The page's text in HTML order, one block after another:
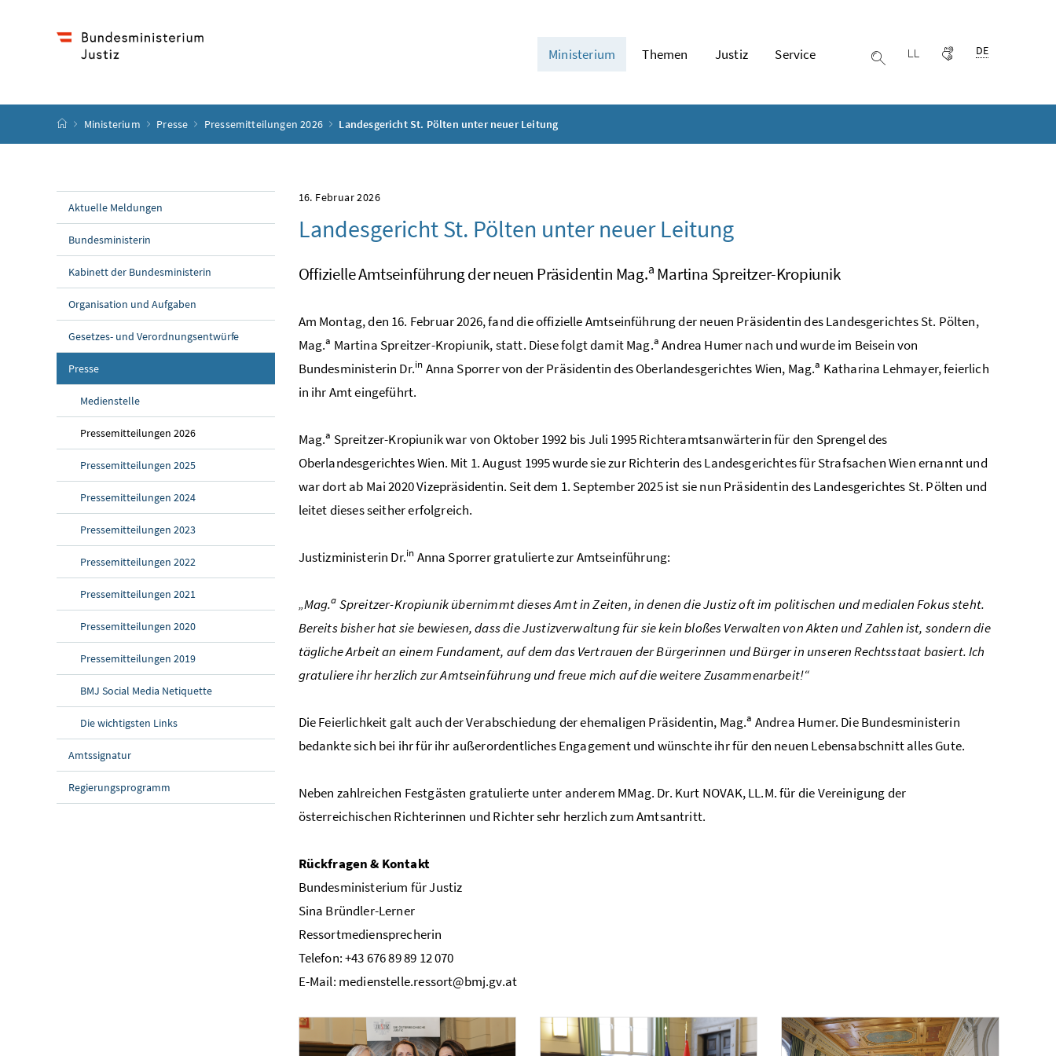
Ministerium Themen Justiz Service Suche einblenden
Leichter lesenGebärdensprache
Ausgewählte
DE
Startseite
Ministerium Presse Pressemitteilungen 2026 Landesgericht St. Pölten unter neuer Leitung
Aktuelle Meldungen
Bundesministerin
Kabinett der Bundesministerin
Organisation und Aufgaben
Gesetzes- und Verordnungsentwürfe
Presse
Medienstelle
Pressemitteilungen 2026
Pressemitteilungen 2025
Pressemitteilungen 2024
Pressemitteilungen 2023
Pressemitteilungen 2022
Pressemitteilungen 2021
Pressemitteilungen 2020
Pressemitteilungen 2019
BMJ Social Media Netiquette
Die wichtigsten Links
Amtssignatur
Regierungsprogramm
16. Februar 2026
Landesgericht St. Pölten unter neuer Leitung
Offizielle Amtseinführung der neuen Präsidentin Mag.a Martina Spreitzer-Kropiunik
Am Montag, den 16. Februar 2026, fand die offizielle Amtseinführung der neuen Präsidentin des Landesgerichtes St. Pölten,
Mag.a Martina Spreitzer-Kropiunik, statt. Diese folgt damit Mag.a Andrea Humernach und wurde im Beisein von
Bundesministerin Dr.in Anna Sporrer von der Präsidentin des Oberlandesgerichtes Wien, Mag.a Katharina Lehmayer, feierlich
in ihr Amt eingeführt.
Mag.a Spreitzer-Kropiunik war von Oktober 1992 bis Juli 1995 Richteramtsanwärterin für den Sprengel des
Oberlandesgerichtes Wien. Mit 1. August 1995 wurde sie zur Richterin des Landesgerichtes für Strafsachen Wien ernannt und
war dort ab Mai 2020 Vizepräsidentin. Seit dem 1. September 2025 ist sie nun Präsidentin des Landesgerichtes St. Pölten und
leitet dieses seither erfolgreich.
Justizministerin Dr.in Anna Sporrer gratulierte zur Amtseinführung:
„Mag.a Spreitzer-Kropiunik übernimmt dieses Amt in Zeiten, in denen die Justiz oft im politischen und medialen Fokus steht.
Bereits bisher hat sie bewiesen, dass die Justizverwaltung für sie kein bloßes Verwalten von Akten und Zahlen ist, sondern die
tägliche Arbeit an einem Fundament, auf dem das Vertrauen der Bürgerinnen und Bürger in unseren Rechtsstaat basiert. Ich
gratuliere ihr herzlich zur Amtseinführung und freue mich auf die weitere Zusammenarbeit!“
Die Feierlichkeit galt auch der Verabschiedung der ehemaligen Präsidentin, Mag.a Andrea Humer. Die Bundesministerin
bedankte sich bei ihr für ihr außerordentliches Engagement und wünschte ihr für den neuen Lebensabschnitt alles Gute.
Neben zahlreichen Festgästen gratulierte unter anderem MMag. Dr. Kurt NOVAK, LL.M. für die Vereinigung der
österreichischen Richterinnen und Richter sehr herzlich zum Amtsantritt.
Rückfragen & Kontakt
Bundesministerium für Justiz
Sina Bründler-Lerner
Ressortmediensprecherin
Telefon: +43 676 89 89 12 070
E-Mail: medienstelle.ressort@bmj.gv.at